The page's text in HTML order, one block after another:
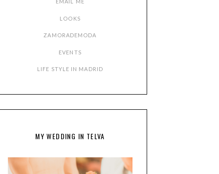
EMAIL ME
LOOKS
ZAMORADEMODA
EVENTS
LIFE STYLE IN MADRID
MY WEDDING IN TELVA